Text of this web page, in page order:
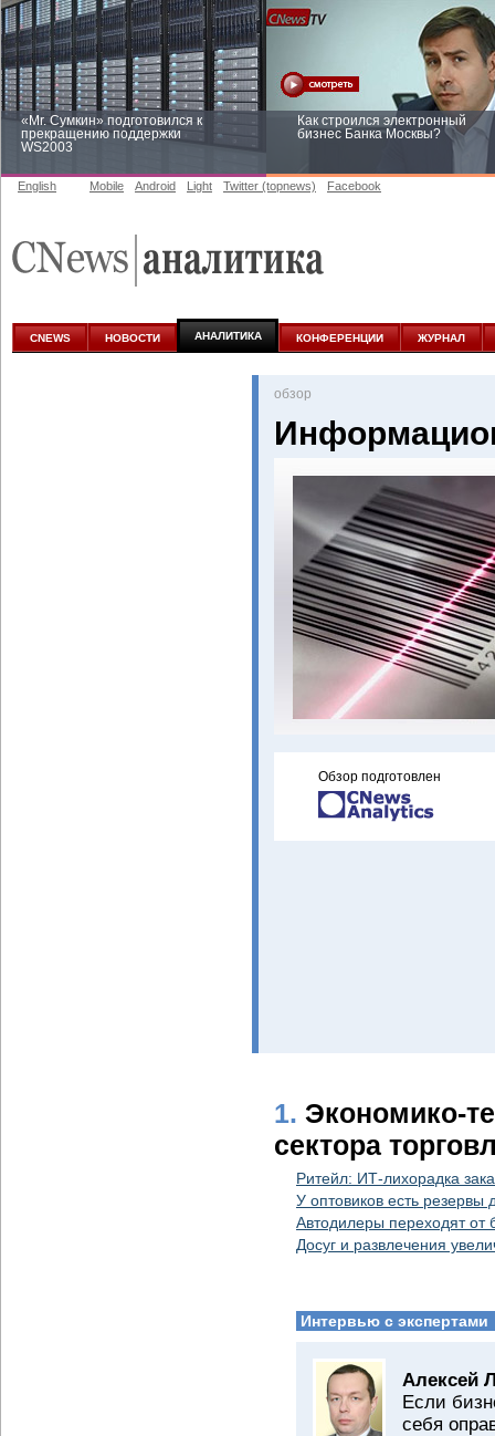
«Mr. Сумкин» подготовился к
прекращению поддержки
WS2003
Как строился электронный
бизнес Банка Москвы?
аналитике
English Mobile Android Light Twitter (topnews) Facebook
CNEWS НОВОСТИ АНАЛИТИКА КОНФЕРЕНЦИИ ЖУРНАЛ
oбзор
Обзор подготовлен
1. Экономико-
сектора
Ритейл: ИТ-лихорадка
У оптовиков есть резервы
Автодилеры переходят от
Досуг и развлечения
Интервью с экспертами
Алексей
Если
себя